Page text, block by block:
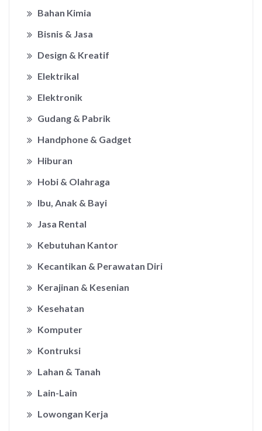
Bahan Kimia
Bisnis & Jasa
Design & Kreatif
Elektrikal
Elektronik
Gudang & Pabrik
Handphone & Gadget
Hiburan
Hobi & Olahraga
Ibu, Anak & Bayi
Jasa Rental
Kebutuhan Kantor
Kecantikan & Perawatan Diri
Kerajinan & Kesenian
Kesehatan
Komputer
Kontruksi
Lahan & Tanah
Lain-Lain
Lowongan Kerja